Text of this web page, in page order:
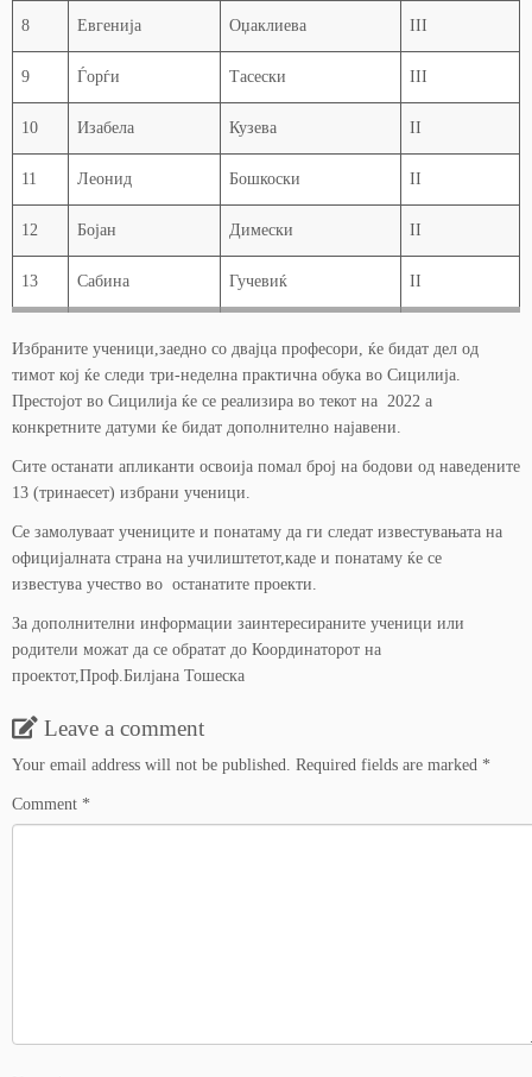
8 Eвгенија Оџаклиева III
9 Ѓорѓи Тасески III
10 Изабела Кузева II
11 Леонид Бошкоски II
12 Бојан Димески II
13 Сабина Гучевиќ II
Избраните ученици,заедно со двајца професори, ќе бидат дел од
тимот кој ќе следи три-неделна практична обука во Сицилија.
Престојот во Сицилија ќе се реализира во текот на 2022 а
конкретните датуми ќе бидат дополнително најавени.
Сите останати апликанти освоија помал број на бодови од наведените
13 (тринаесет) избрани ученици.
Се замолуваат учениците и понатаму да ги следат известувањата на
официјалната страна на училиштетот,каде и понатаму ќе се
известува учество во останатите проекти.
За дополнителни информации заинтересираните ученици или
родители можат да се обратат до Координаторот на
проектот,Проф.Билјана Тошеска
Leave a comment
Your email address will not be published. Required fields are marked *
Comment *